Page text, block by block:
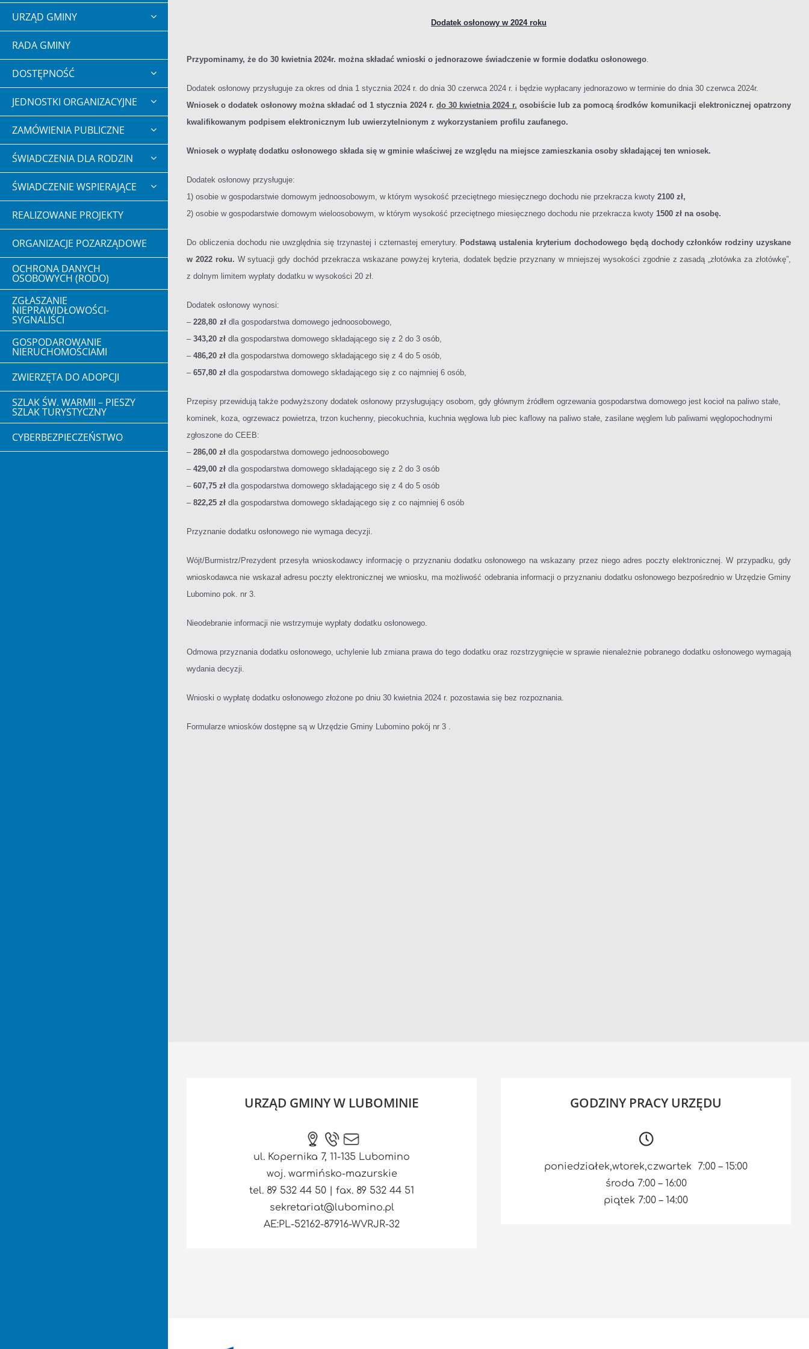
URZĄD GMINY
RADA GMINY
DOSTĘPNOŚĆ
JEDNOSTKI ORGANIZACYJNE
ZAMÓWIENIA PUBLICZNE
ŚWIADCZENIA DLA RODZIN
ŚWIADCZENIE WSPIERAJĄCE
REALIZOWANE PROJEKTY
ORGANIZACJE POZARZĄDOWE
OCHRONA DANYCH
OSOBOWYCH (RODO)
ZGŁASZANIE
NIEPRAWIDŁOWOŚCI-
SYGNALIŚCI
GOSPODAROWANIE
NIERUCHOMOŚCIAMI
ZWIERZĘTA DO ADOPCJI
SZLAK ŚW. WARMII – PIESZY
SZLAK TURYSTYCZNY
CYBERBEZPIECZEŃSTWO
Dodatek osłonowy w 2024 roku
Przypominamy, że do 30 kwietnia 2024r. można składać wnioski o jednorazowe świadczenie w formie dodatku osłonowego.
Dodatek osłonowy przysługuje za okres od dnia 1 stycznia 2024 r. do dnia 30 czerwca 2024 r. i będzie wypłacany jednorazowo w terminie do dnia 30 czerwca 2024r.
Wniosek o dodatek osłonowy można składać od 1 stycznia 2024 r. do 30 kwietnia 2024 r. osobiście lub za pomocą środków komunikacji elektronicznej opatrzony
kwalifikowanym podpisem elektronicznym lub uwierzytelnionym z wykorzystaniem profilu zaufanego.
Wniosek o wypłatę dodatku osłonowego składa się w gminie właściwej ze względu na miejsce zamieszkania osoby składającej ten wniosek.
Dodatek osłonowy przysługuje:
1) osobie w gospodarstwie domowym jednoosobowym, w którym wysokość przeciętnego miesięcznego dochodu nie przekracza kwoty 2100 zł,
2) osobie w gospodarstwie domowym wieloosobowym, w którym wysokość przeciętnego miesięcznego dochodu nie przekracza kwoty 1500 zł na osobę.
Do obliczenia dochodu nie uwzględnia się trzynastej i czternastej emerytury. Podstawą ustalenia kryterium dochodowego będą dochody członków rodziny uzyskane
w 2022 roku. W sytuacji gdy dochód przekracza wskazane powyżej kryteria, dodatek będzie przyznany w mniejszej wysokości zgodnie z zasadą „złotówka za złotówkę”,
z dolnym limitem wypłaty dodatku w wysokości 20 zł.
Dodatek osłonowy wynosi:
– 228,80 zł dla gospodarstwa domowego jednoosobowego,
– 343,20 zł dla gospodarstwa domowego składającego się z 2 do 3 osób,
– 486,20 zł dla gospodarstwa domowego składającego się z 4 do 5 osób,
– 657,80 zł dl a gospodarstwa domowego składającego się z co najmniej 6 osób,
Przepisy przewidują także podwyższony dodatek osłonowy przysługujący osobom, gdy głównym źródłem ogrzewania gospodarstwa domowego jest kocioł na paliwo stałe,
kominek, koza, ogrzewacz powietrza, trzon kuchenny, piecokuchnia, kuchnia węglowa lub piec kaflowy na paliwo stałe, zasilane węglem lub paliwami węglopochodnymi
zgłoszone do CEEB:
– 286,00 zł dla gospodarstwa domowego jednoosobowego
– 429,00 zł dla gospodarstwa domowego składającego się z 2 do 3 osób
– 607,75 zł dla gospodarstwa domowego składającego się z 4 do 5 osób
– 822,25 zł dlagospodarstwa domowego składającego się z co najmniej 6 osób
Przyznanie dodatku osłonowego nie wymaga decyzji.
Wójt/Burmistrz/Prezydent przesyła wnioskodawcy informację o przyznaniu dodatku osłonowego na wskazany przez niego adres poczty elektronicznej. W przypadku, gdy
wnioskodawca nie wskazał adresu poczty elektronicznej we wniosku, ma możliwość odebrania informacji o przyznaniu dodatku osłonowego bezpośrednio w Urzędzie Gminy
Lubomino pok. nr 3.
Nieodebranie informacji nie wstrzymuje wypłaty dodatku osłonowego.
Odmowa przyznania dodatku osłonowego, uchylenie lub zmiana prawa do tego dodatku oraz rozstrzygnięcie w sprawie nienależnie pobranego dodatku osłonowego wymagają
wydania decyzji.
Wnioski o wypłatę dodatku osłonowego złożone po dniu 30 kwietnia 2024 r. pozostawia się bez rozpoznania.
Formularze wniosków dostępne są w Urzędzie Gminy Lubomino pokój nr 3 .
URZĄD GMINY W LUBOMINIE
ul. Kopernika 7, 11-135 Lubomino
woj. warmińsko-mazurskie
tel. 89 532 44 50 | fax. 89 532 44 51
sekretariat@lubomino.pl
AE:PL-52162-87916-WVRJR-32
GODZINY PRACY URZĘDU
poniedziałek,wtorek,czwartek 7:00 – 15:00
środa 7:00 – 16:00
piątek 7:00 – 14:00